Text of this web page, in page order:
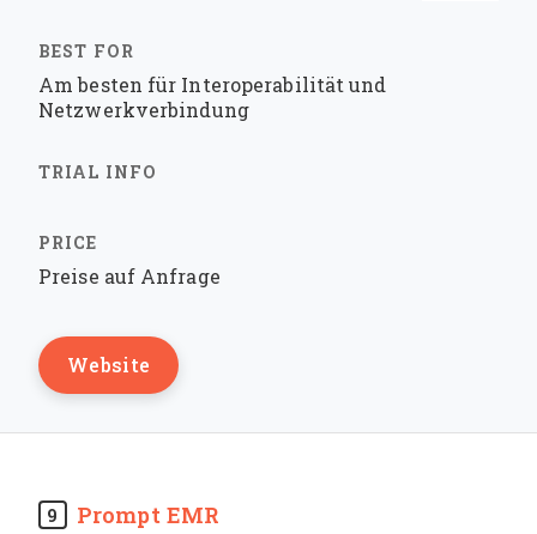
Am besten für Interoperabilität und
Netzwerkverbindung
Preise auf Anfrage
Website
9 Prompt EMR